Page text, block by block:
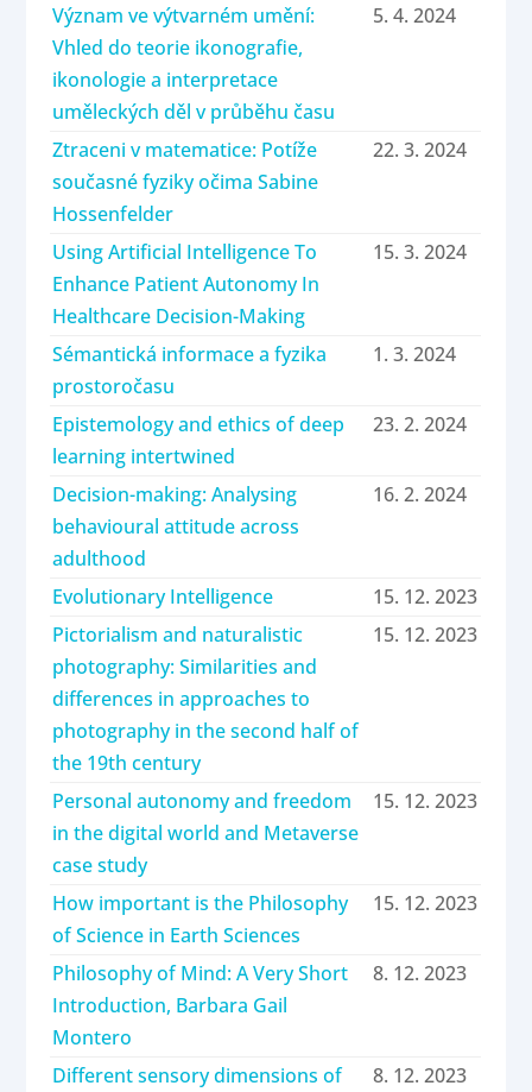
Význam ve výtvarném umění:
Vhled do teorie ikonografie,
ikonologie a interpretace
uměleckých děl v průběhu času
5. 4. 2024
Ztraceni v matematice: Potíže
současné fyziky očima Sabine
Hossenfelder
22. 3. 2024
Using Artificial Intelligence To
Enhance Patient Autonomy In
Healthcare Decision-Making
15. 3. 2024
Sémantická informace a fyzika
prostoročasu
1. 3. 2024
Epistemology and ethics of deep
learning intertwined
23. 2. 2024
Decision-making: Analysing
behavioural attitude across
adulthood
16. 2. 2024
Evolutionary Intelligence
15. 12. 2023
Pictorialism and naturalistic
photography: Similarities and
differences in approaches to
photography in the second half of
the 19th century
15. 12. 2023
Personal autonomy and freedom
in the digital world and Metaverse
case study
15. 12. 2023
How important is the Philosophy
of Science in Earth Sciences
15. 12. 2023
Philosophy of Mind: A Very Short
Introduction, Barbara Gail
Montero
8. 12. 2023
Different sensory dimensions of
8. 12. 2023